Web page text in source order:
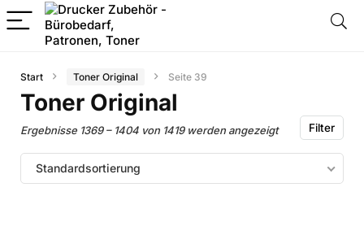
Start Toner Original Seite 39
Toner Original
Filter
Ergebnisse 1369 – 1404 von 1419 werden angezeigt
Standardsortierung